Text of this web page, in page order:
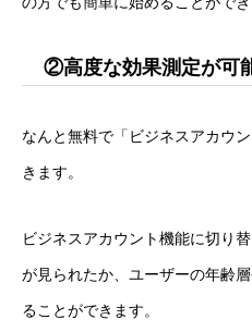
②高度な効果測定が可
なんと無料で「ビジネスアカウ
きます。
ビジネスアカウント機能に切り
が見られたか、ユーザーの年齢
ることができます。